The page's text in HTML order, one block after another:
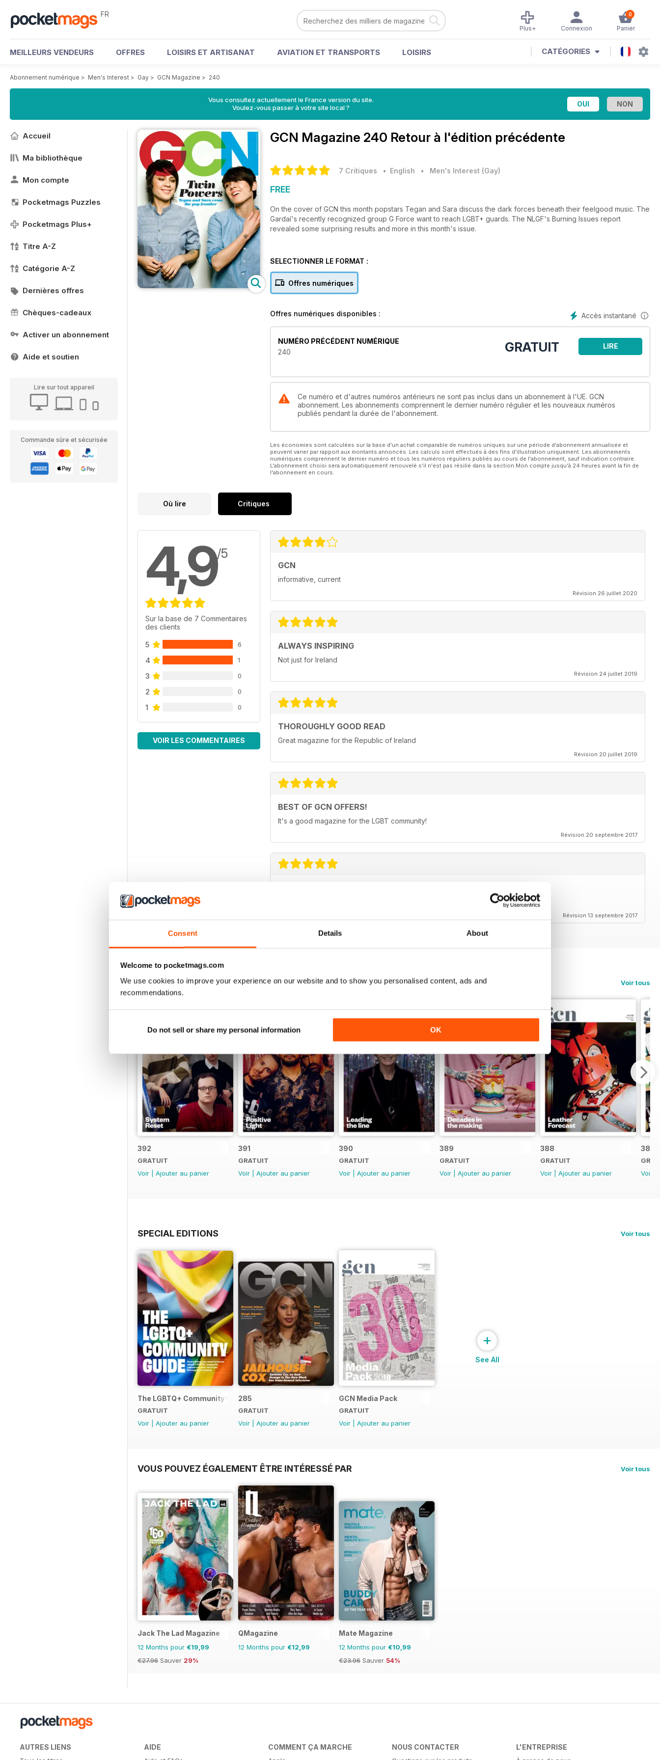
Consent Details About
Welcome to pocketmags.com
We use cookies to improve your experience on our website and to show you personalised content, ads and
recommendations.
Do not sell or share my personal information OK
FR 0
Panier
Connexion
Plus+
MEILLEURS VENDEURS OFFRES LOISIRS ET ARTISANAT AVIATION ET TRANSPORTS LOISIRS CATÉGORIES
Abonnement numérique > Men's Interest > Gay > GCN Magazine > 240
Vous consultez actuellement le France version du site.
Voulez-vous passer à votre site local ?
Accueil
Ma bibliothèque
Mon compte
Pocketmags Puzzles
Pocketmags Plus+
Titre A-Z
Catégorie A-Z
Dernières offres
Chèques-cadeaux
Activer un abonnement
Aide et soutien
Lire sur tout appareil
Commande sûre et sécurisée
GCN Magazine 240 Retour à l'édition précédente
7 Critiques • English • Men's Interest (Gay)
FREE
On the cover of GCN this month popstars Tegan and Sara discuss the dark forces beneath their feelgood music. The
Gardaí's recently recognized group G Force want to reach LGBT+ guards. The NLGF's Burning Issues report
revealed some surprising results and more in this month's issue.
SELECTIONNER LE FORMAT :
Offres numériques
Accès instantané
Offres numériques disponibles :
NUMÉRO PRÉCÉDENT NUMÉRIQUE
240
GRATUIT
LIRE
Ce numéro et d'autres numéros antérieurs ne sont pas inclus dans un abonnement à l'UE. GCN
abonnement. Les abonnements comprennent le dernier numéro régulier et les nouveaux numéros
publiés pendant la durée de l'abonnement.
Les économies sont calculées sur la base d'un achat comparable de numéros uniques sur une période d'abonnement annualisée et
peuvent varier par rapport aux montants annoncés. Les calculs sont effectués à des fins d'illustration uniquement. Les abonnements
numériques comprennent le dernier numéro et tous les numéros réguliers publiés au cours de l'abonnement, sauf indication contraire.
L'abonnement choisi sera automatiquement renouvelé s'il n'est pas résilié dans la section Mon compte jusqu'à 24 heures avant la fin de
l'abonnement en cours.
Où lire Critiques
4,9/5
Sur la base de 7 Commentaires
des clients
5 6
4 1
3 0
2 0
1 0
VOIR LES COMMENTAIRES
GCN
informative, current
Révision 26 juillet 2020
ALWAYS INSPIRING
Not just for Ireland
Révision 24 juillet 2019
THOROUGHLY GOOD READ
Great magazine for the Republic of Ireland
Révision 20 juillet 2019
BEST OF GCN OFFERS!
It's a good magazine for the LGBT community!
Révision 20 septembre 2017
Révision 13 septembre 2017
ÉDITIONS PRÉCÉDENTES Voir tous
392
GRATUIT
Voir
Ajouter au panier
391
GRATUIT
Voir
Ajouter au panier
390
GRATUIT
Voir
Ajouter au panier
389
GRATUIT
Voir
Ajouter au panier
388
GRATUIT
Voir
Ajouter au panier
387
Voir
SPECIAL EDITIONS Voir tous
The LGBTQ+ Community Guide
GRATUIT
Voir
Ajouter au panier
285
GRATUIT
Voir
Ajouter au panier
GCN Media Pack
GRATUIT
Voir
Ajouter au panier
+
See All
VOUS POUVEZ ÉGALEMENT ÊTRE INTÉRESSÉ PAR Voir tous
Jack The Lad Magazine
12 Months pour €19,99
€27.96 Sauver 29%
QMagazine
12 Months pour €12,99
Mate Magazine
12 Months pour €10,99
€23.96 Sauver 54%
AUTRES LIENS AIDE COMMENT ÇA MARCHE NOUS CONTACTER L'ENTREPRISE